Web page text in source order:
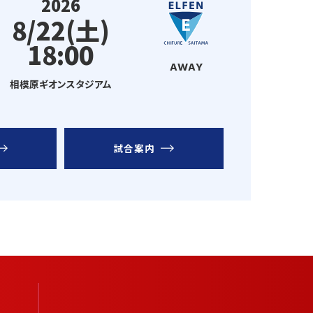
2026
8/22(土)
18:00
相模原ギオンスタジアム
AWAY
試合案内